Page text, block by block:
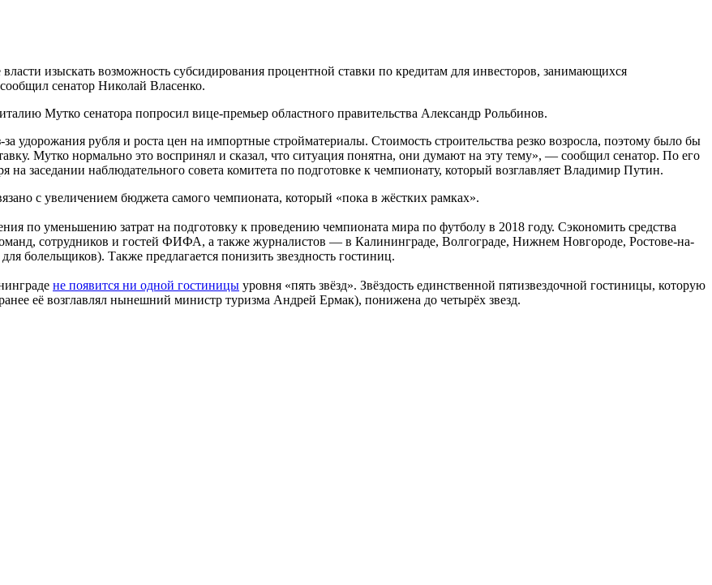
изыскать возможность субсидирования процентной ставки по кредитам для инвесторов, занимающихся
сенатор Николай Власенко.
Мутко сенатора попросил вице-премьер областного правительства Александр Рольбинов.
удорожания рубля и роста цен на импортные стройматериалы. Стоимость строительства резко возросла, поэтому было бы
Мутко нормально это воспринял и сказал, что ситуация понятна, они думают на эту тему», — сообщил сенатор. По его
на заседании наблюдательного совета комитета по подготовке к чемпионату, который возглавляет Владимир Путин.
с увеличением бюджета самого чемпионата, который «пока в жёстких рамках».
по уменьшению затрат на подготовку к проведению чемпионата мира по футболу в 2018 году. Сэкономить средства
сотрудников и гостей ФИФА, а также журналистов — в Калининграде, Волгограде, Нижнем Новгороде, Ростове-на-
болельщиков). Также предлагается понизить звездность гостиниц.
не появится ни одной гостиницы уровня «пять звёзд». Звёздость единственной пятизвездочной гостиницы, которую
её возглавлял нынешний министр туризма Андрей Ермак), понижена до четырёх звезд.